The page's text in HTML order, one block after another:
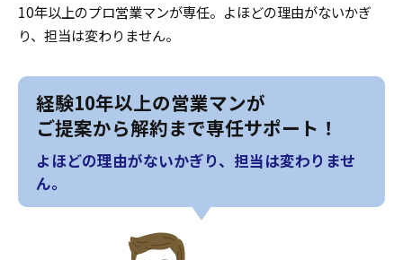
10年以上のプロ営業マンが専任。よほどの理由がないかぎ
り、担当は変わりません。
経験10年以上の営業マンが
ご提案から解約まで専任サポート！
よほどの理由がないかぎり、担当は変わりませ
ん。